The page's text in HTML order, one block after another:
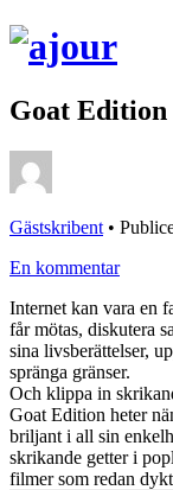
Goat Edition
Gästskribent •
En kommentar
Internet kan vara en
får mötas, diskutera
sina livsberättelser,
spränga gränser.
Och klippa in
Goat Edition heter
briljant i all sin
skrikande getter i
filmer som redan